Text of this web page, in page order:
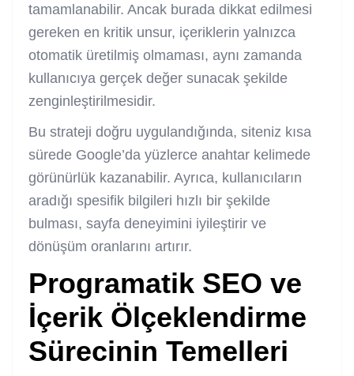
tamamlanabilir. Ancak burada dikkat edilmesi
gereken en kritik unsur, içeriklerin yalnızca
otomatik üretilmiş olmaması, aynı zamanda
kullanıcıya gerçek değer sunacak şekilde
zenginleştirilmesidir.
Bu strateji doğru uygulandığında, siteniz kısa
sürede Google’da yüzlerce anahtar kelimede
görünürlük kazanabilir. Ayrıca, kullanıcıların
aradığı spesifik bilgileri hızlı bir şekilde
bulması, sayfa deneyimini iyileştirir ve
dönüşüm oranlarını artırır.
Programatik SEO ve
İçerik Ölçeklendirme
Sürecinin Temelleri